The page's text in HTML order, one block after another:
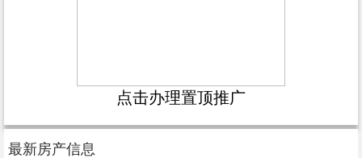
点击办理置顶推广
最新房产信息